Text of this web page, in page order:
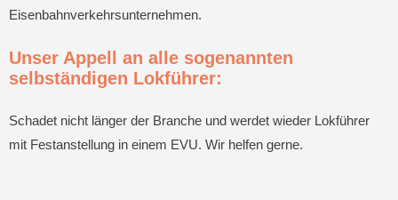
Eisenbahnverkehrsunternehmen.
Unser Appell an alle sogenannten
selbständigen Lokführer:
Schadet nicht länger der Branche und werdet wieder Lokführer
mit Festanstellung in einem EVU. Wir helfen gerne.